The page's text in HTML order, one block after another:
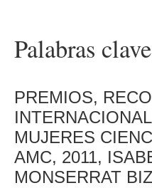
Palabras clave
PREMIOS,
MUJERES
AMC, 2011,
MONSERRAT